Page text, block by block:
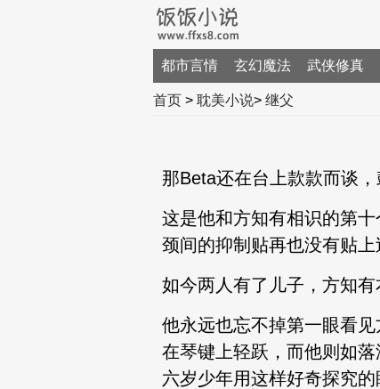
都市言情 玄幻魔法 武侠修真
首页 > 耽美小说> 继父
那Beta还在台上款款而谈
这是他和方知有相识的第
颈间的抑制贴再也没有贴上
如今两人有了儿子，方知有
他永远也忘不掉第一眼看
在琴键上轻跃，而他则如
六岁少年用这样好奇探究的